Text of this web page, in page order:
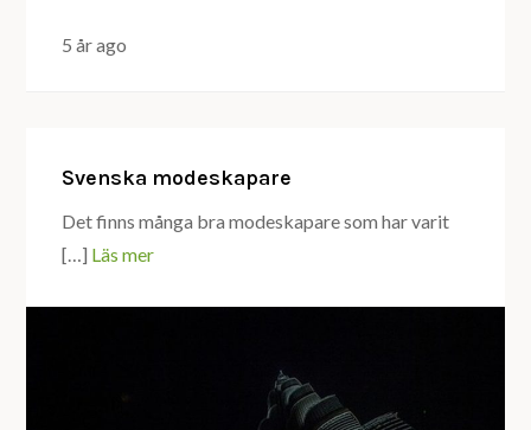
5 år ago
Svenska modeskapare
Det finns många bra modeskapare som har varit
[…] Läs mer